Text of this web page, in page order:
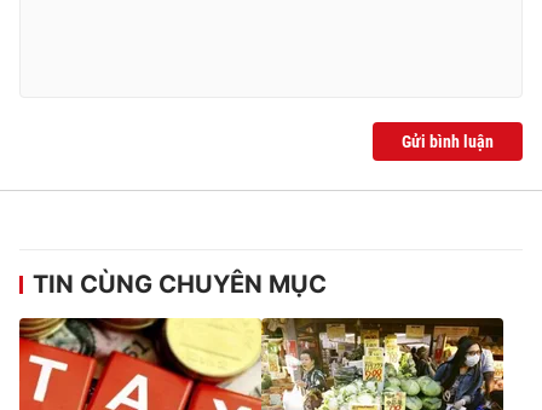
Gửi bình luận
TIN CÙNG CHUYÊN MỤC